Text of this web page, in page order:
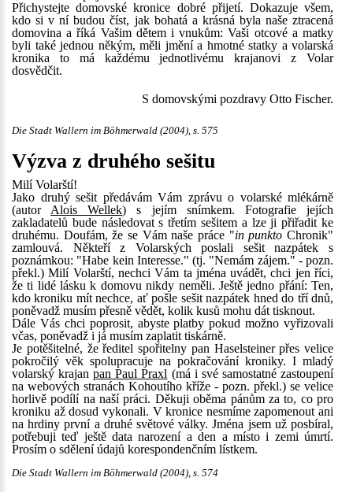
Přichystejte domovské kronice dobré přijetí. Dokazuje všem,
kdo si v ní budou číst, jak bohatá a krásná byla naše ztracená
domovina a říká Vašim dětem i vnukům: Vaši otcové a matky
byli také jednou někým, měli jmění a hmotné statky a volarská
kronika to má každému jednotlivému krajanovi z Volar
dosvědčit.
S domovskými pozdravy Otto Fischer.
Die Stadt Wallern im Böhmerwald (2004), s. 575
Výzva z druhého sešitu
Milí Volarští!
Jako druhý sešit předávám Vám zprávu o volarské mlékárně
(autor Alois Wellek) s jejím snímkem. Fotografie jejích
zakladatelů bude následovat s třetím sešitem a lze ji přiřadit ke
druhému. Doufám, že se Vám naše práce "in punkto Chronik"
zamlouvá. Někteří z Volarských poslali sešit nazpátek s
poznámkou: "Habe kein Interesse." (tj. "Nemám zájem." - pozn.
překl.) Milí Volarští, nechci Vám ta jména uvádět, chci jen říci,
že ti lidé lásku k domovu nikdy neměli. Ještě jedno přání: Ten,
kdo kroniku mít nechce, ať pošle sešit nazpátek hned do tří dnů,
poněvadž musím přesně vědět, kolik kusů mohu dát tisknout.
Dále Vás chci poprosit, abyste platby pokud možno vyřizovali
včas, poněvadž i já musím zaplatit tiskárně.
Je potěšitelné, že ředitel spořitelny pan Haselsteiner přes velice
pokročilý věk spolupracuje na pokračování kroniky. I mladý
volarský krajanpan Paul Praxl (má i své samostatné zastoupení
na webových stranách Kohoutího kříže - pozn. překl.) se velice
horlivě podílí na naší práci. Děkuji oběma pánům za to, co pro
kroniku až dosud vykonali. V kronice nesmíme zapomenout ani
na hrdiny první a druhé světové války. Jména jsem už posbíral,
potřebuji teď ještě data narození a den a místo i zemi úmrtí.
Prosím o sdělení údajů korespondenčním lístkem.
Die Stadt Wallern im Böhmerwald (2004), s. 574